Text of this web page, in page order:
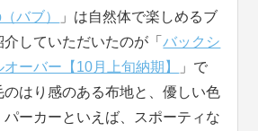
バブ）
」は自然体で楽しめるブ
介していただいたのが「バックシ
ーバー【10月上旬納期】
」で
はり感のある布地と、優しい色
ーカーといえば、スポーティな